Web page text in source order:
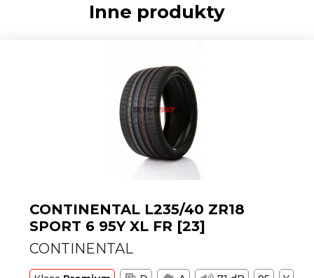
Inne produkty
CONTINENTAL L235/40 ZR18
SPORT 6 95Y XL FR [23]
CONTINENTAL